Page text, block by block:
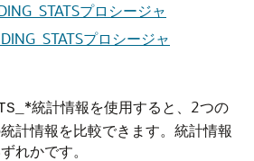
プロシージャ
プロシージャ
*統計情報を使用すると、2つの
計情報を比較できます。統計情報
れかです。